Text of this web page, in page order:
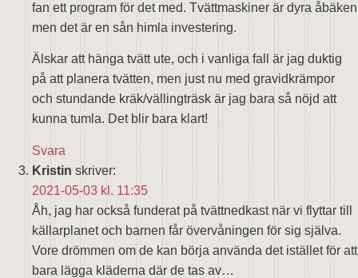
fan ett program för det med. Tvättmaskiner är dyra åbäken
men det är en sån himla investering.
Älskar att hänga tvätt ute, och i vanliga fall är jag duktig
på att planera tvätten, men just nu med gravidkrämpor
och stundande kräk/vällingträsk är jag bara så nöjd att
kunna tumla. Det blir bara klart!
Svara
Kristin skriver:
2021-05-03 kl. 11:35
Åh, jag har också funderat på tvättnedkast när vi flyttar till
källarplanet och barnen får övervåningen för sig själva.
Vore drömmen om de kan börja använda det istället för att
bara lägga kläderna där de tas av…